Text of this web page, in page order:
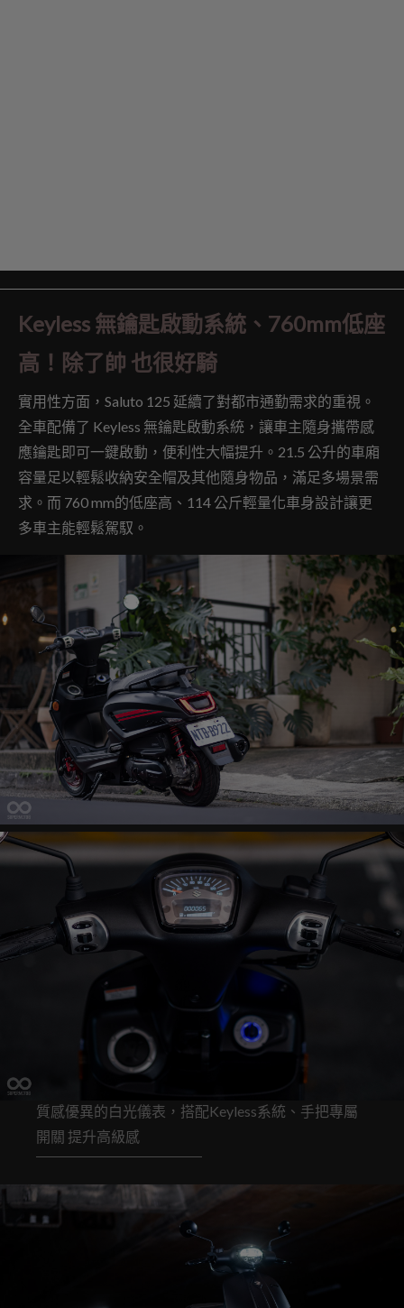
Keyless 無鑰匙啟動系統、760mm低座
高！除了帥 也很好騎
實用性方面，Saluto 125 延續了對都市通勤需求的重視。
全車配備了 Keyless 無鑰匙啟動系統，讓車主隨身攜帶感
應鑰匙即可一鍵啟動，便利性大幅提升。21.5 公升的車廂
容量足以輕鬆收納安全帽及其他隨身物品，滿足多場景需
求。而 760 mm的低座高、114 公斤輕量化車身設計讓更
多車主能輕鬆駕馭。
質感優異的白光儀表，搭配Keyless系統、手把專屬
開關 提升高級感